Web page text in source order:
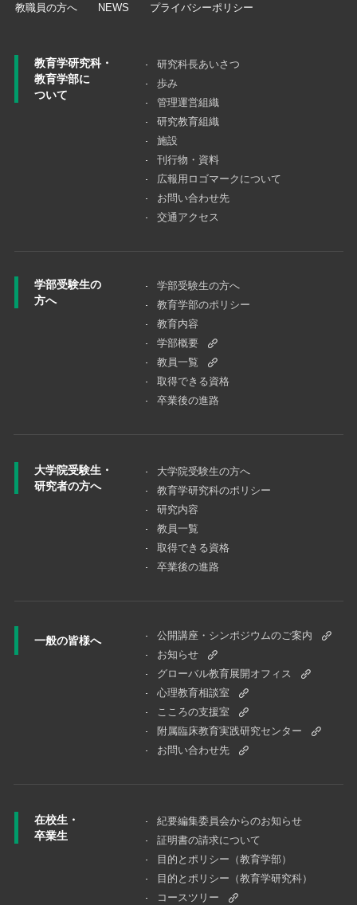
教職員の方へ
NEWS プライバシーポリシー
教育学研究科・
教育学部に
ついて
研究科長あいさつ
歩み
管理運営組織
研究教育組織
施設
刊行物・資料
広報用ロゴマークについて
お問い合わせ先
交通アクセス
学部受験生の
方へ
学部受験生の方へ
教育学部のポリシー
教育内容
学部概要
教員一覧
取得できる資格
卒業後の進路
大学院受験生・
研究者の方へ
大学院受験⽣の⽅へ
教育学研究科のポリシー
研究内容
教員一覧
取得できる資格
卒業後の進路
一般の皆様へ
公開講座・シンポジウムのご案内
お知らせ
グローバル教育展開オフィス
心理教育相談室
こころの支援室
附属臨床教育実践研究センター
お問い合わせ先
在校生・
卒業生
紀要編集委員会からのお知らせ
証明書の請求について
目的とポリシー（教育学部）
目的とポリシー（教育学研究科）
コースツリー